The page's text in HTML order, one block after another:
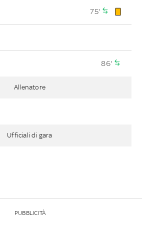
75'
86'
Allenatore
Ufficiali di gara
PUBBLICITÀ